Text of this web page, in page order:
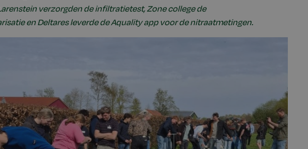
verzorgden de infiltratietest, Zone college de
en Deltares leverde de Aquality app voor de nitraatmetingen.